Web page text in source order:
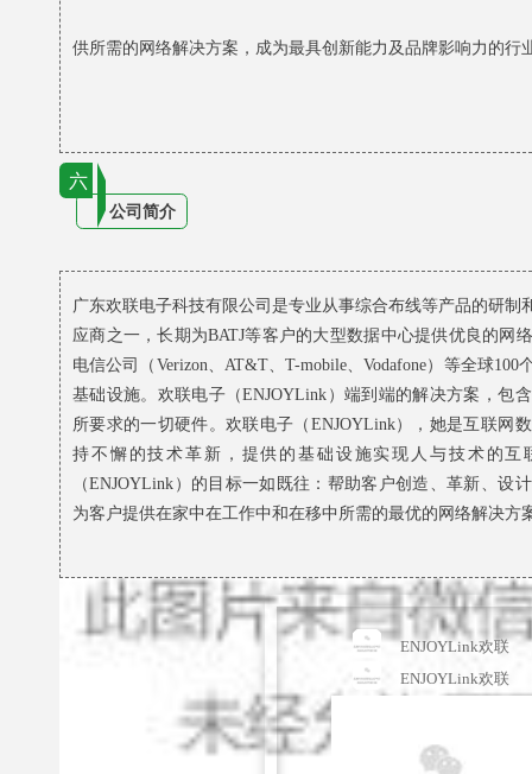
供所需的网络解决方案，成为最具创新能力及品牌影响力的行
六
公司简介
广东欢联电子科技有限公司是专业从事综合布线等产品的研制
应商之一，长期为BATJ等客户的大型数据中心提供优良的网
电信公司（Verizon、AT&T、T-mobile、Vodafone）等全球
基础设施。欢联电子（ENJOYLink）端到端的解决方案，包
所要求的一切硬件。欢联电子（ENJOYLink），她是互联网
持不懈的技术革新，提供的基础设施实现人与技术的互
（ENJOYLink）的目标一如既往：帮助客户创造、革新、设
为客户提供在家中在工作中和在移中所需的最优的网络解决方
ENJOYLink欢联
ENJOYLink欢联